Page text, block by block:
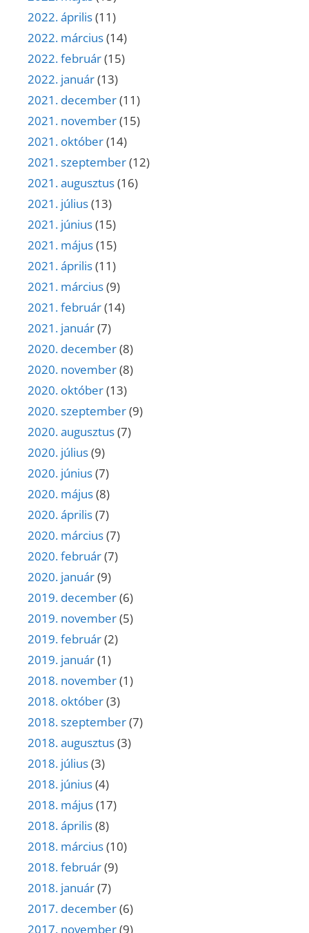
2022. április(11)
2022. március(14)
2022. február(15)
2022. január(13)
2021. december(11)
2021. november(15)
2021. október(14)
2021. szeptember(12)
2021. augusztus(16)
2021. július(13)
2021. június(15)
2021. május(15)
2021. április(11)
2021. március(9)
2021. február(14)
2021. január(7)
2020. december(8)
2020. november(8)
2020. október(13)
2020. szeptember(9)
2020. augusztus(7)
2020. július(9)
2020. június(7)
2020. május(8)
2020. április(7)
2020. március(7)
2020. február(7)
2020. január(9)
2019. december(6)
2019. november(5)
2019. február(2)
2019. január(1)
2018. november(1)
2018. október(3)
2018. szeptember(7)
2018. augusztus(3)
2018. július(3)
2018. június(4)
2018. május(17)
2018. április(8)
2018. március(10)
2018. február(9)
2018. január(7)
2017. december(6)
2017. november(9)